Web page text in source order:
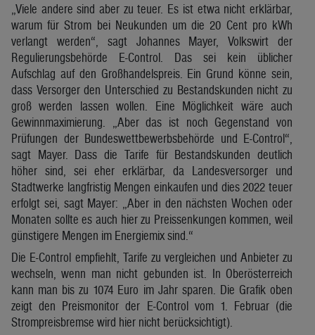
„Viele andere sind aber zu teuer. Es ist etwa nicht erklärbar,
warum für Strom bei Neukunden um die 20 Cent pro kWh
verlangt werden“, sagt Johannes Mayer, Volkswirt der
Regulierungsbehörde E-Control. Das sei kein üblicher
Aufschlag auf den Großhandelspreis. Ein Grund könne sein,
dass Versorger den Unterschied zu Bestandskunden nicht zu
groß werden lassen wollen. Eine Möglichkeit wäre auch
Gewinnmaximierung. „Aber das ist noch Gegenstand von
Prüfungen der Bundeswettbewerbsbehörde und E-Control“,
sagt Mayer. Dass die Tarife für Bestandskunden deutlich
höher sind, sei eher erklärbar, da Landesversorger und
Stadtwerke langfristig Mengen einkaufen und dies 2022 teuer
erfolgt sei, sagt Mayer: „Aber in den nächsten Wochen oder
Monaten sollte es auch hier zu Preissenkungen kommen, weil
günstigere Mengen im Energiemix sind.“
Die E-Control empfiehlt, Tarife zu vergleichen und Anbieter zu
wechseln, wenn man nicht gebunden ist. In Oberösterreich
kann man bis zu 1074 Euro im Jahr sparen. Die Grafik oben
zeigt den Preismonitor der E-Control vom 1. Februar (die
Strompreisbremse wird hier nicht berücksichtigt).